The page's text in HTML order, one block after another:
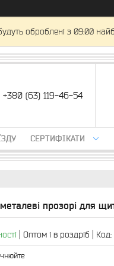
оброблені з 09:00
+380 (63) 119-46-54
СЕРТИФІКАТИ
прозорі для
Оптом і в роздріб Код: